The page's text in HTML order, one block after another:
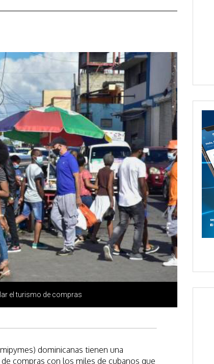
el turismo de compras
dominicanas tienen una
compras con los miles de cubanos que